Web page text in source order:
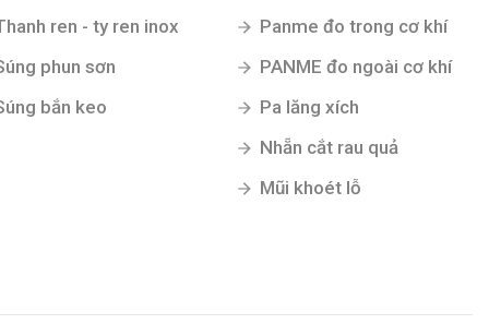
ren - ty ren inox
phun sơn
bắn keo
Panme đo trong cơ khí
PANME đo ngoài cơ khí
Pa lăng xích
Nhẵn cắt rau quả
Mũi khoét lỗ